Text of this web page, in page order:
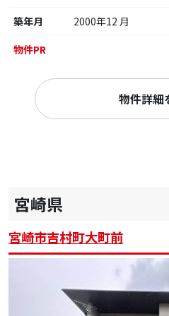
築年月
2000年12 月
物件PR
物件詳細
宮崎県
宮崎市吉村町大町前